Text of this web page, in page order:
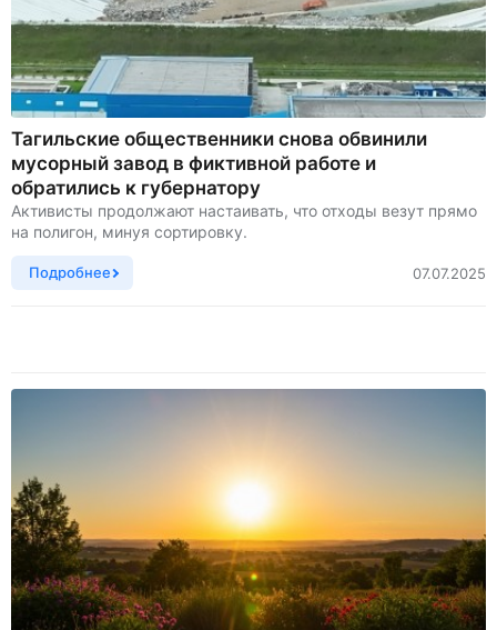
Тагильские общественники снова обвинили
мусорный завод в фиктивной работе и
обратились к губернатору
Активисты продолжают настаивать, что отходы везут прямо
на полигон, минуя сортировку.
Подробнее 07.07.2025